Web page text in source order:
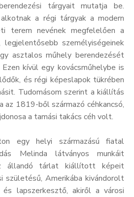
tárgyait mutatja be.
a régi tárgyak a modern
terem nevének megfelelően a
személyiségeinek
asztalos műhely berendezését
kívül egy kovácsműhelybe is
és régi képeslapok tükrében
Tudomásom szerint a kiállítás
az 1819-ből származó céhkancsó,
a tamási takács céh volt.
egy helyi származású fiatal
Melinda látványos munkáit
állandó tárlat kiállított képeit
születésű, Amerikába kivándorolt
lapszerkesztő, akiről a városi